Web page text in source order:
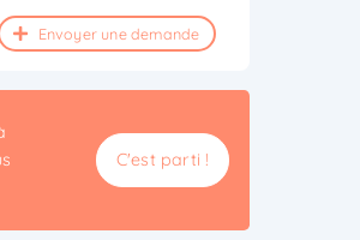
Envoyer une demande
C'est parti !